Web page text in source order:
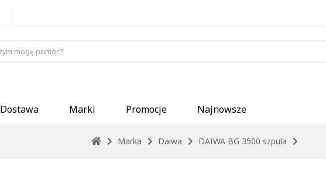
Dostawa Marki Promocje Najnowsze
Marka Daiwa DAIWA BG 3500 szpula